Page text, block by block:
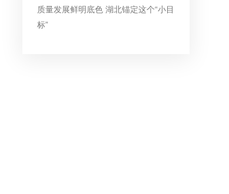
质量发展鲜明底色 湖北锚定这个“小目
标”